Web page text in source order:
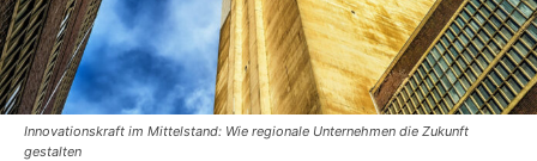
Innovationskraft im Mittelstand: Wie regionale Unternehmen die Zukunft
gestalten